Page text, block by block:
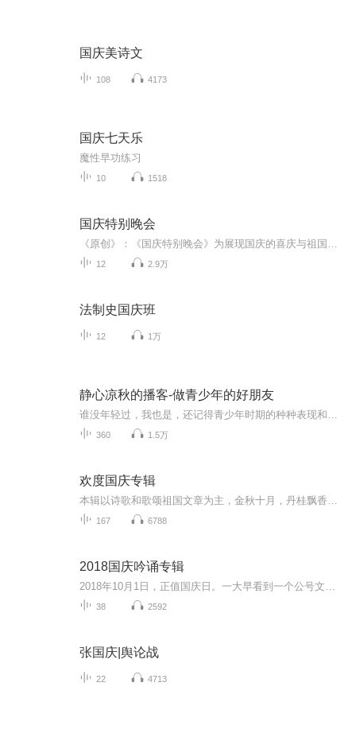
国庆美诗文
108 4173
国庆七天乐
魔性早功练习
10 1518
国庆特别晚会
12 2.9万
法制史国庆班
12 1万
静心凉秋的播客-做青少年的好朋友
360 1.5万
欢度国庆专辑
167 6788
2018国庆吟诵专辑
38 2592
张国庆|舆论战
22 4713